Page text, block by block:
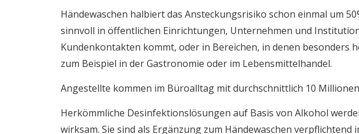
Händewaschen halbiert das Ansteckungsrisiko schon einmal um
sinnvoll in öffentlichen Einrichtungen, Unternehmen und
Kundenkontakten kommt, oder in Bereichen, in denen besonders
zum Beispiel in der Gastronomie oder im Lebensmittelhandel.
Angestellte kommen im Büroalltag mit durchschnittlich 10
Herkömmliche Desinfektionslösungen auf Basis von Alkohol
wirksam. Sie sind als Ergänzung zum Händewaschen verpflichtend